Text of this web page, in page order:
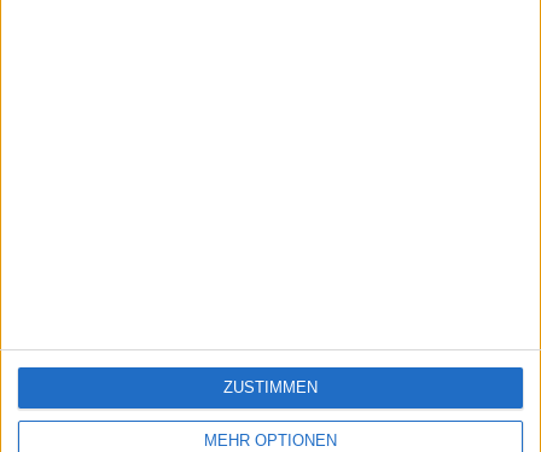
MEHR OPTIONEN
ZUSTIMMEN